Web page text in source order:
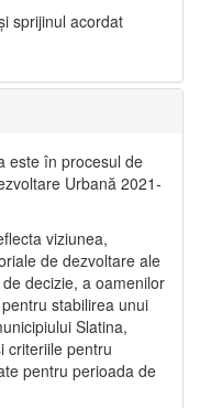
sprijinul acordat
este în procesul de
Urbană 2021‐
viziunea,
de dezvoltare ale
decizie, a oamenilor
stabilirea unui
Slatina,
criteriile pentru
pentru perioada de